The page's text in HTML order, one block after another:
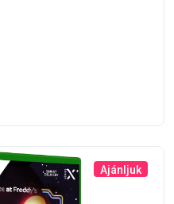
Ajánljuk